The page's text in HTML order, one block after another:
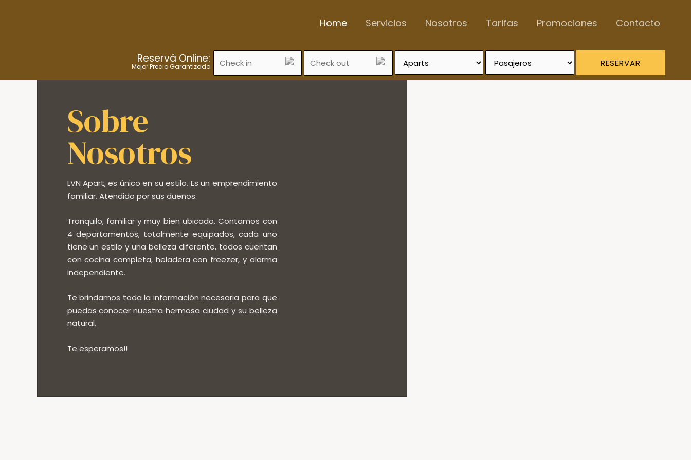
Home Servicios Nosotros Tarifas Promociones Contacto
Reservá Online:
Mejor Precio Garantizado
Sobre
Nosotros
LVN Apart, es único en su estilo. Es un emprendimiento
familiar. Atendido por sus dueños.
Tranquilo, familiar y muy bien ubicado. Contamos con
4 departamentos, totalmente equipados, cada uno
tiene un estilo y una belleza diferente, todos cuentan
con cocina completa, heladera con freezer, y alarma
independiente.
Te brindamos toda la información necesaria para que
puedas conocer nuestra hermosa ciudad y su belleza
natural.
Te esperamos!!